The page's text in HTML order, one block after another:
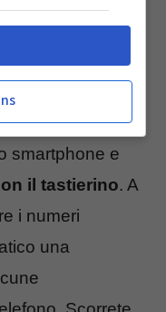
la batteria del
smartphone e
il tastierino. A
i numeri
una